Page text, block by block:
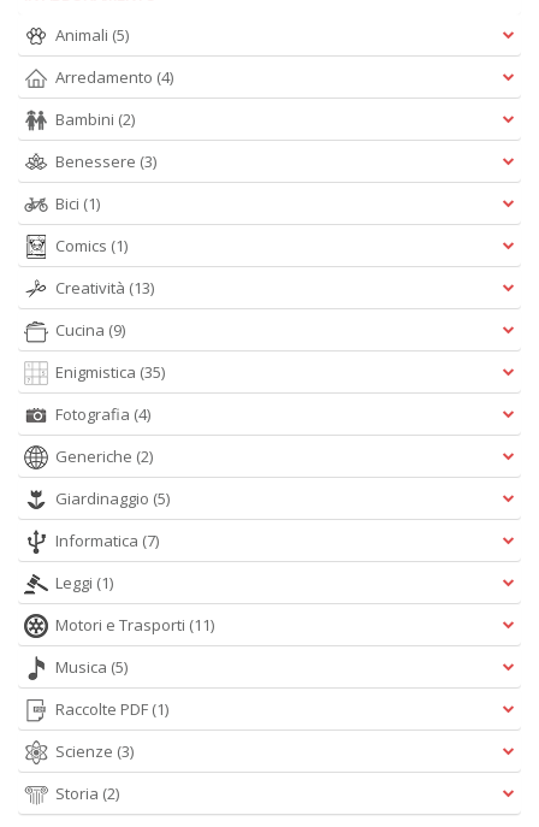
Animali (5)
Arredamento (4)
Bambini (2)
Benessere (3)
Bici (1)
Comics (1)
Creatività (13)
Cucina (9)
Enigmistica (35)
Fotografia (4)
Generiche (2)
Giardinaggio (5)
Informatica (7)
Leggi (1)
Motori e Trasporti (11)
Musica (5)
Raccolte PDF (1)
Scienze (3)
Storia (2)